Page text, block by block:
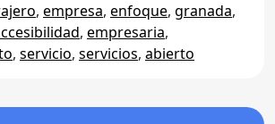
, empresa, enfoque, granada,
, empresaria,
, servicio, servicios, abierto